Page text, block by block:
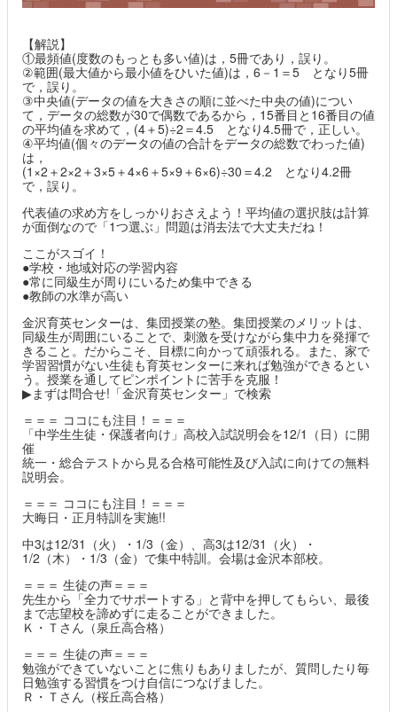
【解説】
①最頻値(度数のもっとも多い値)は，5冊であり，誤り。
②範囲(最大値から最小値をひいた値)は，6－1＝5 となり5冊
で，誤り。
③中央値(データの値を大きさの順に並べた中央の値)につい
て，データの総数が30で偶数であるから，15番目と16番目の値
の平均値を求めて，(4＋5)÷2＝4.5 となり4.5冊で，正しい。
④平均値(個々のデータの値の合計をデータの総数でわった値)
は，
(1×2＋2×2＋3×5＋4×6＋5×9＋6×6)÷30＝4.2 となり4.2冊
で，誤り。
代表値の求め方をしっかりおさえよう！平均値の選択肢は計算
が面倒なので「1つ選ぶ」問題は消去法で大丈夫だね！
ここがスゴイ！
●学校・地域対応の学習内容
●常に同級生が周りにいるため集中できる
●教師の水準が高い
金沢育英センターは、集団授業の塾。集団授業のメリットは、
同級生が周囲にいることで、刺激を受けながら集中力を発揮で
きること。だからこそ、目標に向かって頑張れる。また、家で
学習習慣がない生徒も育英センターに来れば勉強ができるとい
う。授業を通してピンポイントに苦手を克服！
▶まずは問合せ!「金沢育英センター」で検索
＝＝＝ ココにも注目！＝＝＝
「中学生生徒・保護者向け」高校入試説明会を12/1（日）に開
催
統一・総合テストから見る合格可能性及び入試に向けての無料
説明会。
＝＝＝ ココにも注目！＝＝＝
大晦日・正月特訓を実施!!
中3は12/31（火）・1/3（金）、高3は12/31（火）・
1/2（木）・1/3（金）で集中特訓。会場は金沢本部校。
＝＝＝ 生徒の声＝＝＝
先生から「全力でサポートする」と背中を押してもらい、最後
まで志望校を諦めずに走ることができました。
Ｋ・Ｔさん（泉丘高合格）
＝＝＝ 生徒の声＝＝＝
勉強ができていないことに焦りもありましたが、質問したり毎
日勉強する習慣をつけ自信につなげました。
Ｒ・Ｔさん（桜丘高合格）